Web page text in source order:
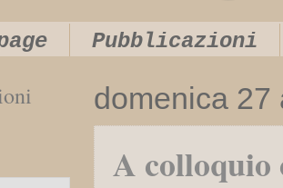
Pubblicazioni
domenica 27
A